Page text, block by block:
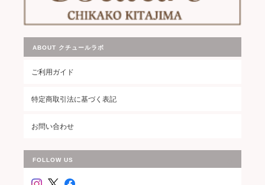
ABOUT クチュールラボ
ご利用ガイド
特定商取引法に基づく表記
お問い合わせ
FOLLOW US